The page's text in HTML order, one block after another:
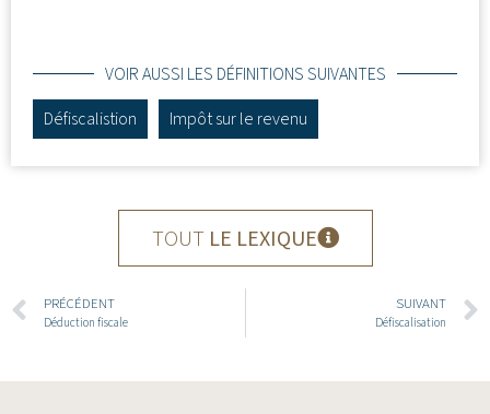
VOIR AUSSI LES DÉFINITIONS SUIVANTES
Défiscalistion
Impôt sur le revenu
TOUT LE LEXIQUE
PRÉCÉDENT
Déduction fiscale
SUIVANT
Défiscalisation